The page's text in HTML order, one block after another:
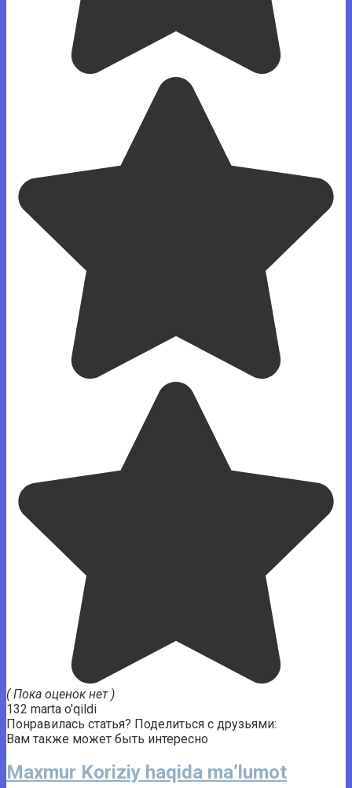
( Пока оценок нет )
132 marta o'qildi
Понравилась статья? Поделиться с друзьями:
Вам также может быть интересно
Maxmur Koriziy haqida ma’lumot